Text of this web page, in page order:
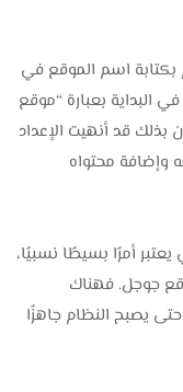
بكتابة اسم الموقع في
البداية بعبارة “موقع
بذلك قد أنهيت الإعداد
وإضافة محتواه
أمرًا بسيطًا نسبيًا،
جوجل. فهناك
يصبح النظام جاهزًا